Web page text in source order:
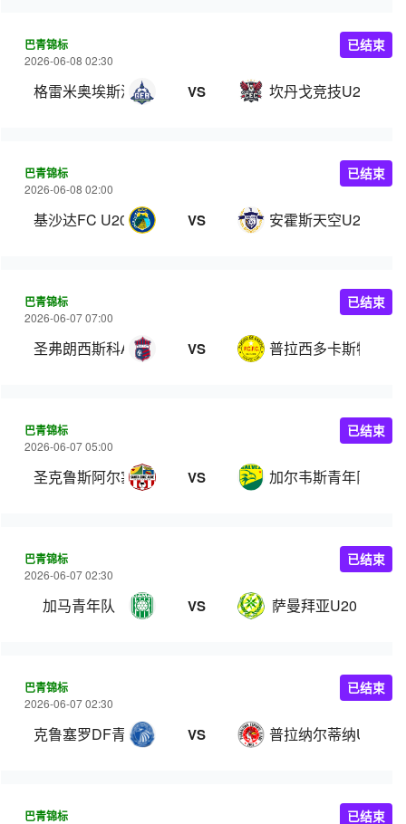
巴青锦标
2026-06-08 02:30
格雷米奥埃斯波提沃巴西U20
VS 坎丹戈竞技U20
已结束
巴青锦标
2026-06-08 02:00
基沙达FC U20 VS 安霍斯天空U20
已结束
巴青锦标
2026-06-07 07:00
圣弗朗西斯科AC U20 VS 普拉西多卡斯特洛
已结束
巴青锦标
2026-06-07 05:00
圣克鲁斯阿尔塞U20 VS 加尔韦斯青年队
已结束
巴青锦标
2026-06-07 02:30
加马青年队 VS 萨曼拜亚U20
已结束
巴青锦标
2026-06-07 02:30
克鲁塞罗DF青年队 VS 普拉纳尔蒂纳U20
已结束
巴青锦标 已结束